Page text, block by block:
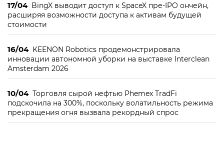
17/04 BingX выводит доступ к SpaceX пре-IPO ончейн,
расширяя возможности доступа к активам будущей
стоимости
16/04 KEENON Robotics продемонстрировала
инновации автономной уборки на выставке Interclean
Amsterdam 2026
10/04 Торговля сырой нефтью Phemex TradFi
подскочила на 300%, поскольку волатильность режима
прекращения огня вызвала рекордный спрос